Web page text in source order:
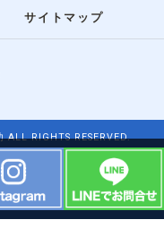
サイトマップ
RIGHTS RESERVED.